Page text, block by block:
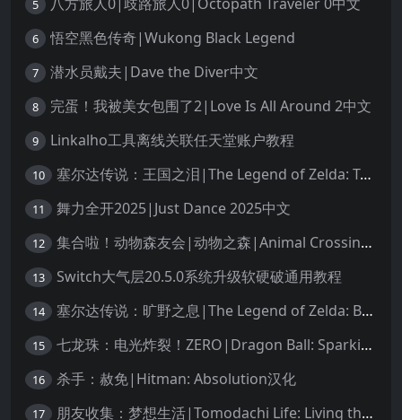
5
6 悟空黑色传奇|Wukong Black Legend
7 潜水员戴夫|Dave the Diver中文
8 完蛋！我被美女包围了2|Love Is All Around 2中文
9 Linkalho工具离线关联任天堂账户教程
10 塞尔达传说：王国之泪|The Legend of Zelda: Tears of the Kingdom中文
11 舞力全开2025|Just Dance 2025中文
12 集合啦！动物森友会|动物之森|Animal Crossing: New Horizons中文
13 Switch大气层20.5.0系统升级软硬破通用教程
14 塞尔达传说：旷野之息|The Legend of Zelda: Breath of the Wild中文
15 七龙珠：电光炸裂！ZERO|Dragon Ball: Sparking! Zero中文
16 杀手：赦免|Hitman: Absolution汉化
17 朋友收集：梦想生活|Tomodachi Life: Living the Dream中文